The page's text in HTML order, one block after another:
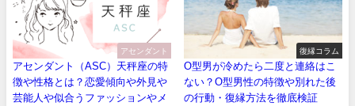
アセンダント
アセンダント（ASC）天秤座の特
徴や性格とは？恋愛傾向や外見や
芸能人や似合うファッションやメ
復縁コラム
O型男が冷めたら二度と連絡はこ
ない？O型男性の特徴や別れた後
の行動・復縁方法を徹底検証